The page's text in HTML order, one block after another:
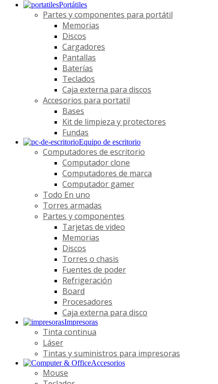
Portátiles
Partes y componentes para portátil
Memorias
Discos
Cargadores
Pantallas
Baterías
Teclados
Caja externa para discos
Accesorios para portatil
Bases
Kit de limpieza y protectores
Fundas
Equipo de escritorio
Computadores de escritorio
Computador clone
Computadores de marca
Computador gamer
Todo En uno
Torres armadas
Partes y componentes
Tarjetas de video
Memorias
Discos
Torres o chasis
Fuentes de poder
Refrigeración
Board
Procesadores
Caja externa para disco
Impresoras
Tinta continua
Láser
Tintas y suministros para impresoras
Accesorios
Mouse